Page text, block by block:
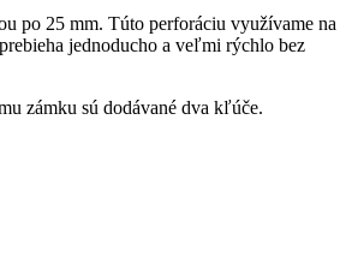
po 25 mm. Túto perforáciu využívame na
jednoducho a veľmi rýchlo bez
zámku sú dodávané dva kľúče.